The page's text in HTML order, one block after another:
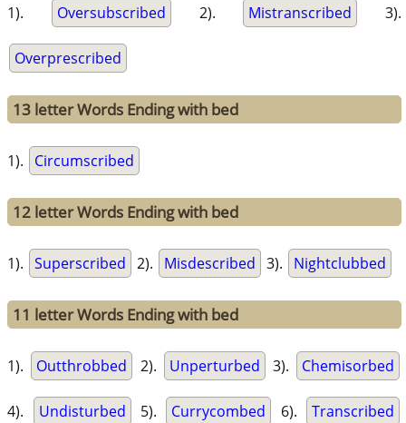
1). Oversubscribed 2). Mistranscribed 3).
Overprescribed
13 letter Words Ending with bed
1). Circumscribed
12 letter Words Ending with bed
1). Superscribed 2). Misdescribed 3). Nightclubbed
11 letter Words Ending with bed
1). Outthrobbed 2). Unperturbed 3). Chemisorbed
4). Undisturbed 5). Currycombed 6). Transcribed